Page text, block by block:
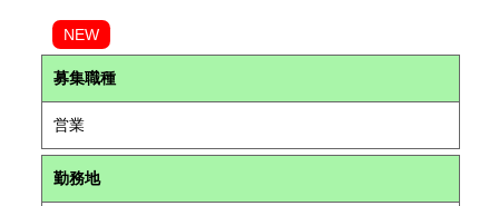
NEW
募集職種
営業
勤務地